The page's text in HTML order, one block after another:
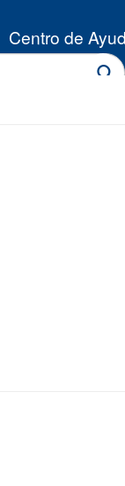
Centro de
de
al-sistema-